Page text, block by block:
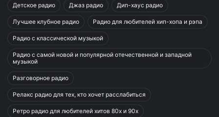
Детское радио Джаз радио Дип-хаус радио
Лучшее клубное радио Радио для любителей хип-хопа и рэпа
Радио с классической музыкой
Радио с самой новой и популярной отечественной и западной
музыкой
Разговорное радио
Релакс радио для тех, кто хочет расслабиться
Ретро радио для любителей хитов 80х и 90х